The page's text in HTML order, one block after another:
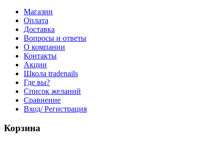
Магазин
Оплата
Доставка
Вопросы и ответы
О компании
Контакты
Акции
Школа tradenails
Где вы?
Список желаний
Сравнение
Вход/ Регистрация
Корзина